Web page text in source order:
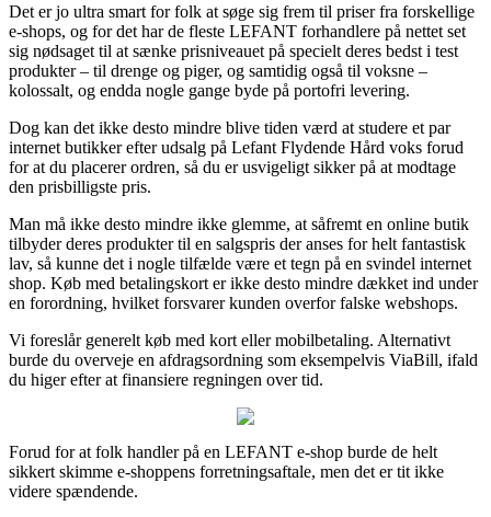
Det er jo ultra smart for folk at søge sig frem til priser fra forskellige
e-shops, og for det har de fleste LEFANT forhandlere på nettet set
sig nødsaget til at sænke prisniveauet på specielt deres bedst i test
produkter – til drenge og piger, og samtidig også til voksne –
kolossalt, og endda nogle gange byde på portofri levering.
Dog kan det ikke desto mindre blive tiden værd at studere et par
internet butikker efter udsalg på Lefant Flydende Hård voks forud
for at du placerer ordren, så du er usvigeligt sikker på at modtage
den prisbilligste pris.
Man må ikke desto mindre ikke glemme, at såfremt en online butik
tilbyder deres produkter til en salgspris der anses for helt fantastisk
lav, så kunne det i nogle tilfælde være et tegn på en svindel internet
shop. Køb med betalingskort er ikke desto mindre dækket ind under
en forordning, hvilket forsvarer kunden overfor falske webshops.
Vi foreslår generelt køb med kort eller mobilbetaling. Alternativt
burde du overveje en afdragsordning som eksempelvis ViaBill, ifald
du higer efter at finansiere regningen over tid.
Forud for at folk handler på en LEFANT e-shop burde de helt
sikkert skimme e-shoppens forretningsaftale, men det er tit ikke
videre spændende.